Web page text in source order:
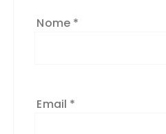
Nome *
Email *